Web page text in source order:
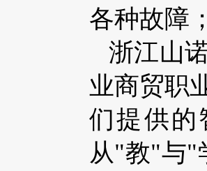
各种故障
浙江山
业商贸职
们提供的
从"教"与"